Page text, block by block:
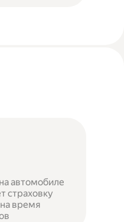
автомобиле
страховку
время